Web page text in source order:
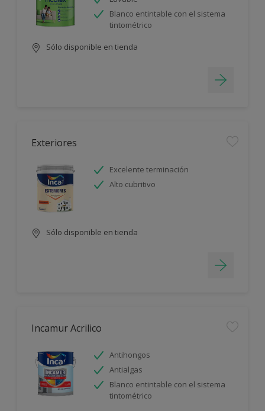
Blanco entintable con el sistema
tintométrico
Sólo disponible en tienda
Exteriores
Excelente terminación
Alto cubritivo
Sólo disponible en tienda
Incamur Acrilico
Antihongos
Antialgas
Blanco entintable con el sistema
tintométrico